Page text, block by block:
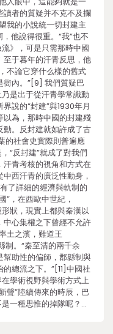
者的質疑并不克不及攔
我的小說統一切封建主
他說得很重。“我”也不
》，可是只需那時中國
于暮年的汗青反思，他
不論它穿什么樣的舊式
衙內。”[9] 我們質疑巴
是出于從汗青學常識動
說的“封建”與1930年月
以為，那時中國的封建殘
。反封建就如許成了古
的社會史實際則普遍應
“反封建”就成了對我們
青考核的視角和方式在
西汗青的廣泛性動身，
了詳細的經濟與軌制的
”，在西歐中世紀，
狀，現實上都與秦漢以
心集權之下曾經不允許
土之濱，難道王
制。“秦至清的兩千余
助性的偏師，郡縣制與
總流之下。”[11]中國社
學術視野與學術方式上
聲”陸續傳來的時辰，巴
一種思惟的掉隊呢？…